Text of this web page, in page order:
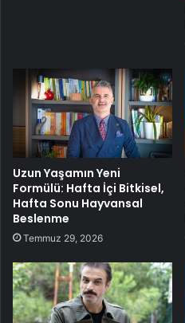
Uzun Yaşamın Yeni
Formülü: Hafta İçi Bitkisel,
Hafta Sonu Hayvansal
Beslenme
Temmuz 29, 2026